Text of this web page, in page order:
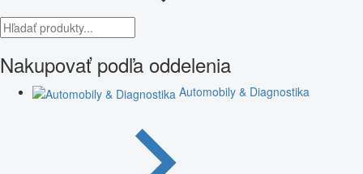
Nakupovať podľa oddelenia
Automobily & Diagnostika